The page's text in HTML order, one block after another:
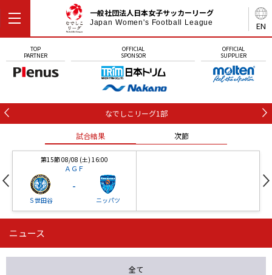
EN
一般社団法人日本女子サッカーリーグ
Japan Women's Football League
TOP
PARTNER
OFFICIAL
SPONSOR
OFFICIAL
SUPPLIER
なでしこリーグ1部
試合結果 次節
第15節 08/08 (土) 16:00
ＡＧＦ
Ｓ世田谷
-
ニッパツ
第16節 09/05 (土) 15:00
ニッパツ 石人の星
ニュース
全て